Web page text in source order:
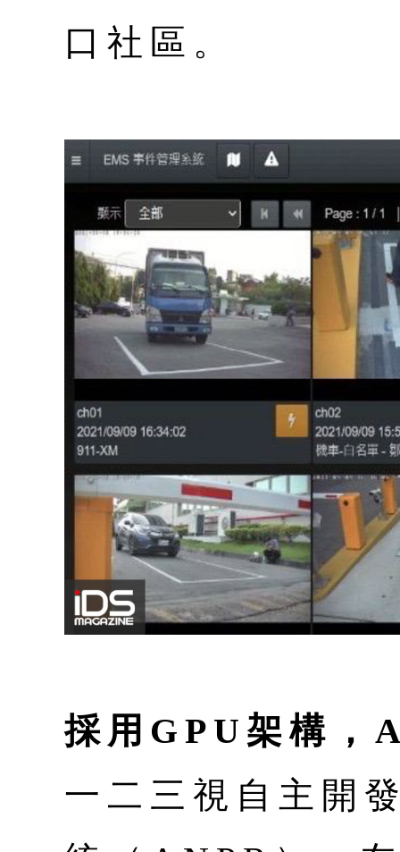
口社區。
採用GPU架構，
一二三視自主開